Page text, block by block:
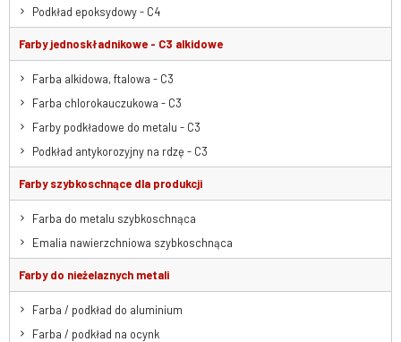
Podkład epoksydowy - C4
Farby jednoskładnikowe - C3 alkidowe
Farba alkidowa, ftalowa - C3
Farba chlorokauczukowa - C3
Farby podkładowe do metalu - C3
Podkład antykorozyjny na rdzę - C3
Farby szybkoschnące dla produkcji
Farba do metalu szybkoschnąca
Emalia nawierzchniowa szybkoschnąca
Farby do nieżelaznych metali
Farba / podkład do aluminium
Farba / podkład na ocynk